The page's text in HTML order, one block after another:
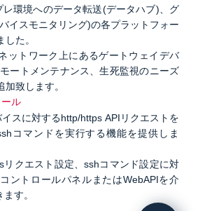
環境へのデータ転送(データハブ)、グ
イスモニタリング)の各プラットフォー
た。
ットワーク上にあるゲートウェイデバ
ートメンテナンス、生死監視のニーズ
致します。
ル
スに対するhttp/https APIリクエストを
コマンドを実行する機能を提供しま
リクエスト設定、sshコマンド設定に対
ントロールパネルまたはWebAPIを介
す。